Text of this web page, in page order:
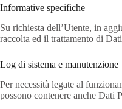
Informative specifiche
Su richiesta dell’Utente, in
raccolta ed il trattamento di
Log di sistema e manutenzione
Per necessità legate al
possono contenere anche Dati